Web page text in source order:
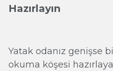
Hazırlayın
Yatak odanız genişse
okuma köşesi